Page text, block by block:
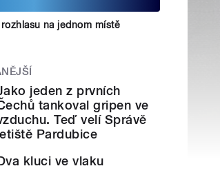
na jednom místě
jeden z prvních
tankoval gripen ve
Teď velí Správě
Pardubice
kluci ve vlaku